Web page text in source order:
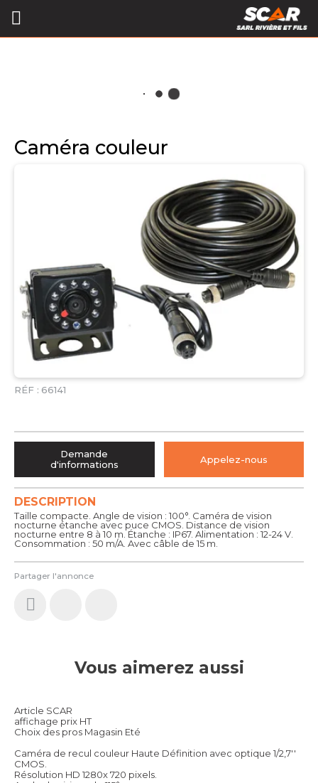
Caméra couleur
RÉF : 66141
Partager l'annonce
DESCRIPTION
Taille compacte. Angle de vision : 100°. Caméra de vision
nocturne étanche avec puce CMOS. Distance de vision
nocturne entre 8 à 10 m. Étanche : IP67. Alimentation : 12-24 V.
Consommation : 50 m/A. Avec câble de 15 m.
Demande
d'informations
Appelez-nous
Vous aimerez aussi
Article SCAR
affichage prix HT
Choix des pros Magasin Eté
Caméra de recul couleur Haute Définition avec optique 1/2,7''
CMOS.
Résolution HD 1280x 720 pixels.